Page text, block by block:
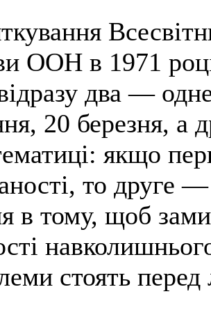
ООН в 1971
два —
20 березня, а
якщо
то друге —
в тому, щоб
стоять